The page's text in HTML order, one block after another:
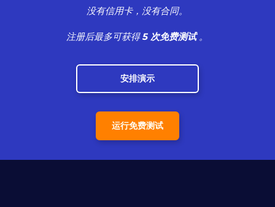
没有信用卡，没有合同。
注册后最多可获得5 次免费测试。
安排演示
运行免费测试